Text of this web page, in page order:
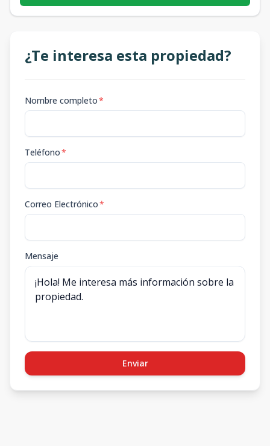
¿Te interesa esta propiedad?
Nombre completo*
Teléfono*
Correo Electrónico*
Mensaje
Enviar